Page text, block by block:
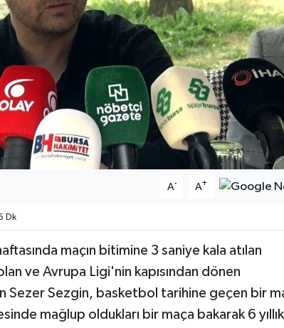
A- A+
Dk
maçın bitimine 3 saniye kala atılan
ve Avrupa Ligi'nin kapısından dönen
Sezer Sezgin, basketbol tarihine geçen bir
mağlup oldukları bir maça bakarak 6 yıllık